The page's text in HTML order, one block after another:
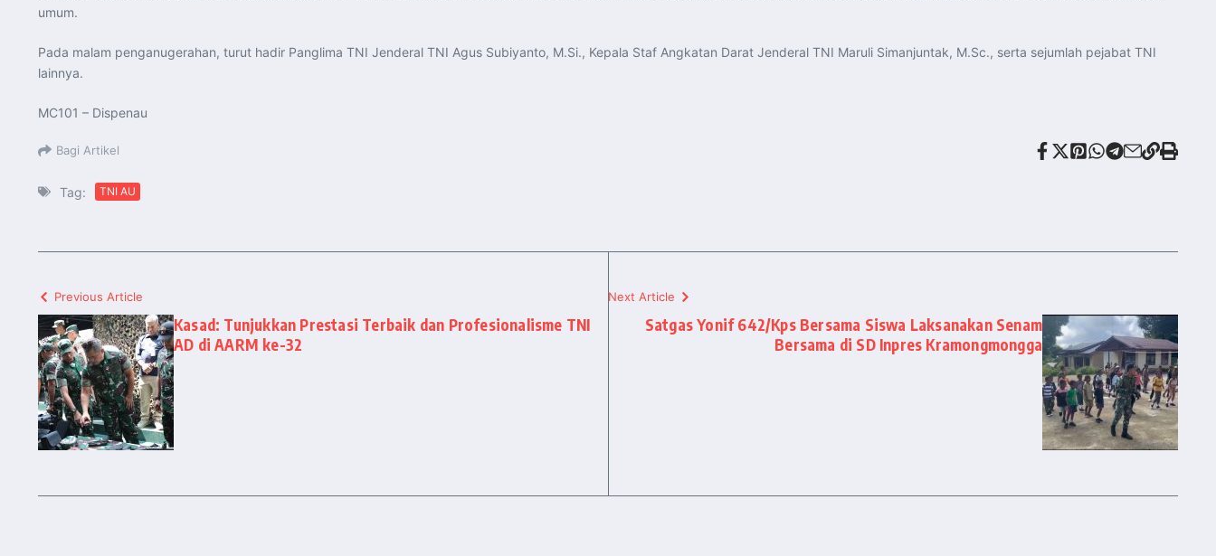
umum.
Pada malam penganugerahan, turut hadir Panglima TNI Jenderal TNI Agus Subiyanto, M.Si., Kepala Staf Angkatan Darat Jenderal TNI Maruli Simanjuntak, M.Sc., serta sejumlah pejabat TNI
lainnya.
MC101 – Dispenau
Bagi Artikel
Tag: TNI AU
Previous Article
Kasad: Tunjukkan Prestasi Terbaik dan Profesionalisme TNI
AD di AARM ke-32
Next Article
Satgas Yonif 642/Kps Bersama Siswa Laksanakan Senam
Bersama di SD Inpres Kramongmongga